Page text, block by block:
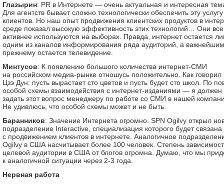
Глазырин: PR в Интернете — очень актуальная и интересная
Для агентств бывает сложно технологически обеспечить эту
клиентов. Но наш опыт продвижения клиентских продуктов в
среде показал высокую эффективность этих технологий… Они все
активнее используются на выборах. Правда, интернет остается
одним из каналов информирования ряда аудиторий, а
прежнему остается телевидение.
Минтусов: К появлению большого количества интернет-СМИ
на российском медиа-рынке отношусь положительно. Как
Цзэ Дун: пусть вырастает сто цветов и пусть будет сто школ. По
особой схемы взаимодействия с интернет-изданиями — я должен
задать этот вопрос менеджеру по работе со СМИ в нашей
Не удивлюсь, что особой схемы может и не быть.
Баранников: Значение Интернета огромно. SPN Ogilvy открыл
подразделение Interactive, специализация которого будет связана
с продвижением клиентов в интернете. Аналогичное
Ogilvy в США насчитывает более 100 человек. Степень
целевой аудитории в США от блогов огромна. Думаю, что мы
к аналогичной ситуации через 2-3 года.
Нервная работа